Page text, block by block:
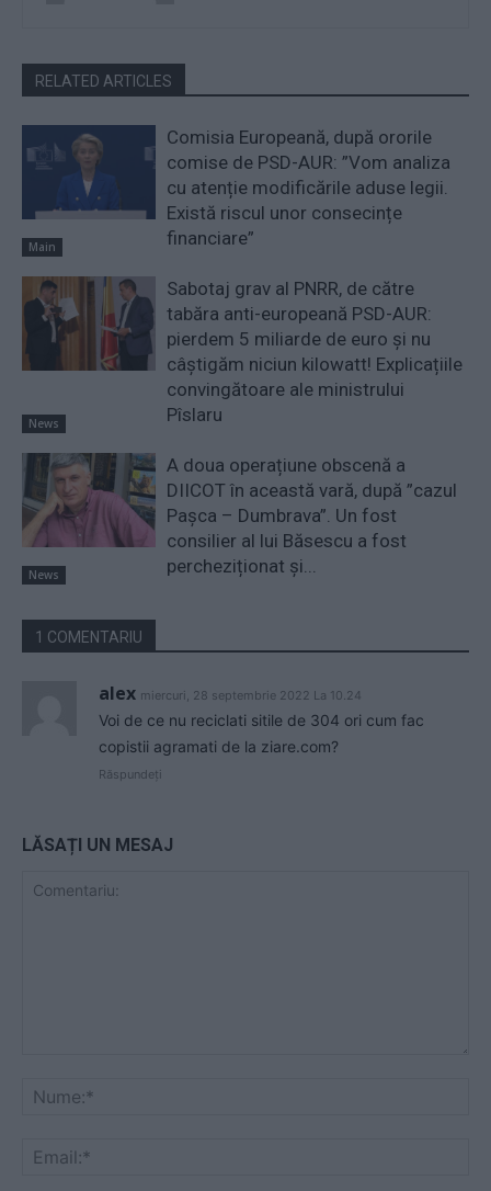
RELATED ARTICLES
Main
Comisia Europeană, după ororile
comise de PSD-AUR: ”Vom analiza
cu atenție modificările aduse legii.
Există riscul unor consecințe
financiare”
News
Sabotaj grav al PNRR, de către
tabăra anti-europeană PSD-AUR:
pierdem 5 miliarde de euro și nu
câștigăm niciun kilowatt! Explicațiile
convingătoare ale ministrului
Pîslaru
News
A doua operațiune obscenă a
DIICOT în această vară, după ”cazul
Pașca – Dumbrava”. Un fost
consilier al lui Băsescu a fost
percheziționat și...
1 COMENTARIU
alex miercuri, 28 septembrie 2022 La 10.24
Voi de ce nu reciclati sitile de 304 ori cum fac
copistii agramati de la ziare.com?
Răspundeți
LĂSAȚI UN MESAJ